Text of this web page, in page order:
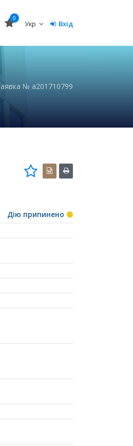
0
Укр Вхід
№ a201710799
Дію припинено